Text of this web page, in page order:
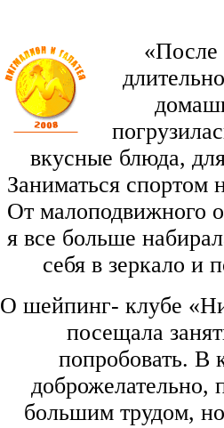
«После
вкусные блюда,
Заниматься
От малоподвижного
я все больше
себя в зеркало и
О шейпинг- клубе
посещала
попробовать. В
доброжелательно,
большим трудом,